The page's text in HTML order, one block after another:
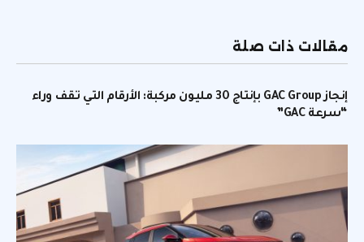
مقالات ذات صلة
إنجاز GAC Group بإنتاج 30 مليون مركبة: الأرقام التي تقف وراء
“سرعة GAC”